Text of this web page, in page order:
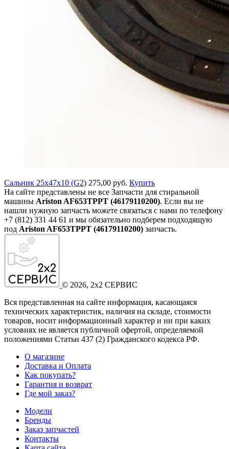
Сальник 25x47x10 (G2) 275,00 руб. Купить
На сайте представлены не все Запчасти для стиральной
машины Ariston AF653TPPT (46179110200). Если вы не
нашли нужную запчасть можете связаться с нами по телефону
+7 (812) 331 44 61 и мы обязательно подберем подходящую
под Ariston AF653TPPT (46179110200) запчасть.
© 2026, 2x2 СЕРВИС
Вся представленная на сайте информация, касающаяся
технических характеристик, наличия на складе, стоимости
товаров, носит информационный характер и ни при каких
условиях не является публичной офертой, определяемой
положениями Статьи 437 (2) Гражданского кодекса РФ.
О магазине
Доставка и Оплата
Как покупать?
Гарантия и возврат
Где мой заказ?
Модели
Бренды
Заказ запчастей
Контакты